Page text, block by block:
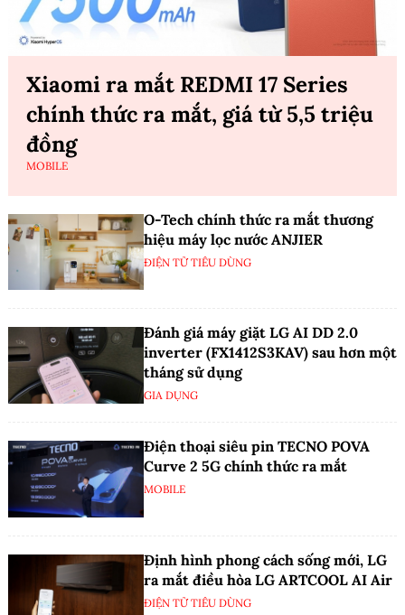
Xiaomi ra mắt REDMI 17 Series
chính thức ra mắt, giá từ 5,5 triệu
đồng
MOBILE
O-Tech chính thức ra mắt thương
hiệu máy lọc nước ANJIER
ĐIỆN TỬ TIÊU DÙNG
Đánh giá máy giặt LG AI DD 2.0
inverter (FX1412S3KAV) sau hơn một
tháng sử dụng
GIA DỤNG
Điện thoại siêu pin TECNO POVA
Curve 2 5G chính thức ra mắt
MOBILE
Định hình phong cách sống mới, LG
ra mắt điều hòa LG ARTCOOL AI Air
ĐIỆN TỬ TIÊU DÙNG